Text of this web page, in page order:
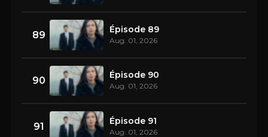
89 Épisode 89
Aug. 01, 2026
90 Épisode 90
Aug. 01, 2026
91 Épisode 91
Aug. 01, 2026